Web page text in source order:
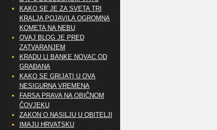
KAKO SE JE ZA SVETA TRI
KRALJA POJAVILA OGROMNA
KOMETA NA NEBU
OVAJ BLOG JE PRED
ZATVARANJEM
KRADU LI BANKE NOVAC OD
GRAĐANA
KAKO SE GRIJATI U OVA
NESIGURNA VREMENA
FARSA PRAVA NA OBIČNOM
ČOVJEKU
ZAKON O NASILJU U OBITELJI
IMAJU HRVATSKU